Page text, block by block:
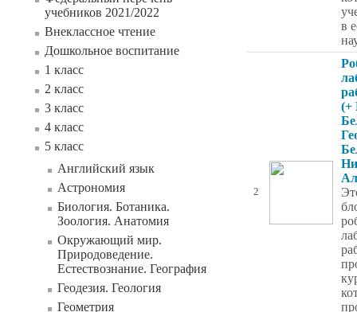
учебников 2021/2022
Внеклассное чтение
Дошкольное воспитание
1 класс
2 класс
3 класс
4 класс
5 класс
Английский язык
Астрономия
Биология. Ботаника.
Зоология. Анатомия
Окружающий мир.
Природоведение.
Естествознание. География
Геодезия. Геология
Геометрия
в
2
(+